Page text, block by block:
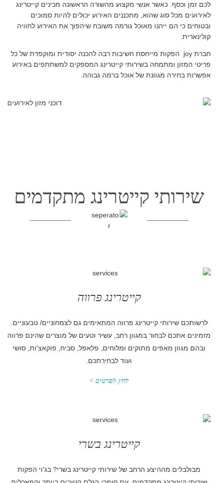
לכם זמן וכסף. כאשר אנשי מקצוע מהשורה הראשונה מכינים קייטרינג
לאירועים מכל סוג שהוא, מתכננים האירוע יכולים להיות סמוכים
ובטוחים כי הם ייהנו מאוכל גורמה משובח שיהפוך את האירוע לחוויה
קולינארית.
חברת joy הפקות מייחסת חשיבות רבה להכנה יסודית ומוקפדת של כל
פריטי המזון ומתמחה בשירותי קייטרינג המספקים למשתתפים באירוע
אפשרות בחירה מגוונת של אוכל ברמה גבוהה.
שירותי קייטרינג מתקדמים
קייטרינג פרווה
לרשותכם שירותי קייטרינג פרווה המתאימים גם לצמחוניים/ טבעוניים.
מזמינים אתכם לבחור במגוון רחב, עשיר וטעים של מוצרים שהינם פרווה
ובהם מגוון מאפים מתוקים ומלוחים, פלאפל, סביח, פוקאצ'ות, סושי
ועוד לבחירתכם.
לחץ לפרטים >
קייטרינג בשרי
מבולבלים מההיצע הרחב של שירותי קייטרינג בשרי? בג'וי הפקות